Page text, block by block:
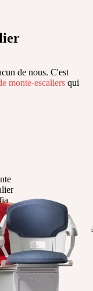
de nous. C'est
monte-escaliers qui